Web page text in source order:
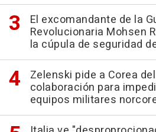
El excomandante de la
Revolucionaria Mohsen
la cúpula de seguridad
Zelenski pide a Corea
colaboración para
equipos militares